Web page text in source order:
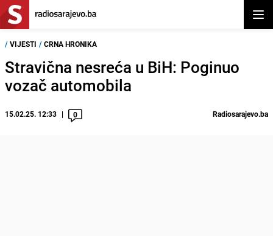
/ VIJESTI / CRNA HRONIKA
Stravična nesreća u BiH: Poginuo
vozač automobila
15.02.25. 12:33 0 Radiosarajevo.ba